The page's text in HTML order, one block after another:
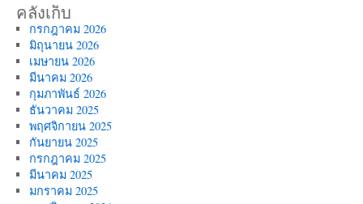
คลังเก็บ
กรกฎาคม 2026
มิถุนายน 2026
เมษายน 2026
มีนาคม 2026
กุมภาพันธ์ 2026
ธันวาคม 2025
พฤศจิกายน 2025
กันยายน 2025
กรกฎาคม 2025
มีนาคม 2025
มกราคม 2025